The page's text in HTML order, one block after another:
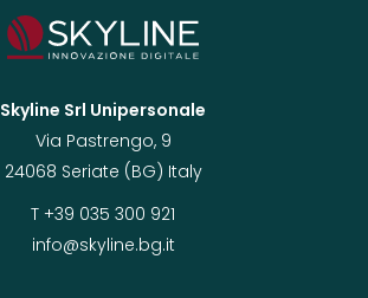
Skyline Srl Unipersonale
Via Pastrengo, 9
24068 Seriate (BG) Italy
T +39 035 300 921
info@skyline.bg.it